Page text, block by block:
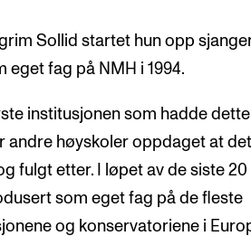
Sollid startet hun opp
eget fag på NMH i 1994.
institusjonen som hadde
andre høyskoler oppdaget at
fulgt etter. I løpet av de siste 20
som eget fag på de fleste
og konservatoriene i